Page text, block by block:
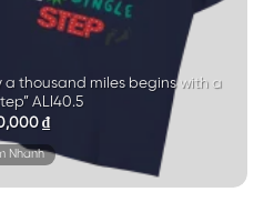
a thousand miles begins with a
ALI40.5
₫
Nhanh